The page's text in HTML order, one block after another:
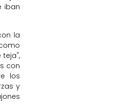
iban
la
teja",
con
los
y